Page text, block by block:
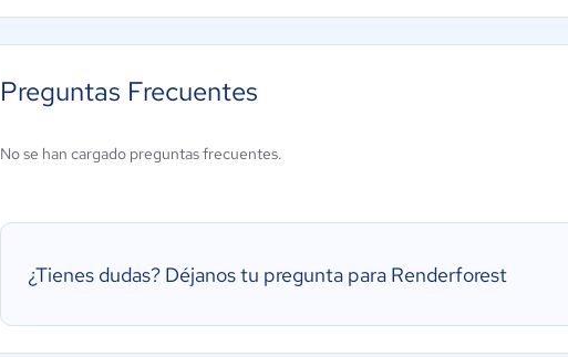
Preguntas Frecuentes
No se han cargado preguntas frecuentes.
¿Tienes dudas? Déjanos tu pregunta para Renderforest